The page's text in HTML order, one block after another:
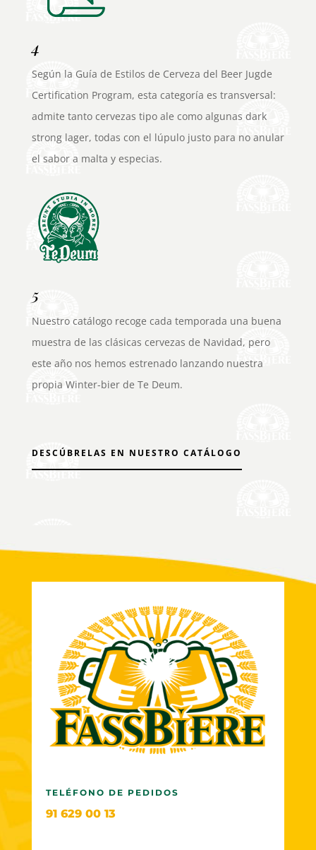
4
Según la Guía de Estilos de Cerveza del Beer Jugde
Certification Program, esta categoría es transversal:
admite tanto cervezas tipo ale como algunas dark
strong lager, todas con el lúpulo justo para no anular
el sabor a malta y especias.
5
Nuestro catálogo recoge cada temporada una buena
muestra de las clásicas cervezas de Navidad, pero
este año nos hemos estrenado lanzando nuestra
propia Winter-bier de Te Deum.
DESCÚBRELAS EN NUESTRO CATÁLOGO
TELÉFONO DE PEDIDOS
91 629 00 13